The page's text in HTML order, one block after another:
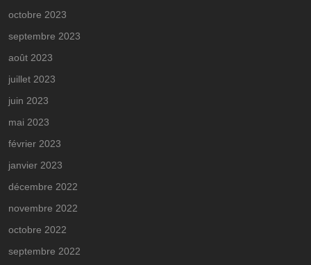
octobre 2023
septembre 2023
août 2023
juillet 2023
juin 2023
mai 2023
février 2023
janvier 2023
décembre 2022
novembre 2022
octobre 2022
septembre 2022